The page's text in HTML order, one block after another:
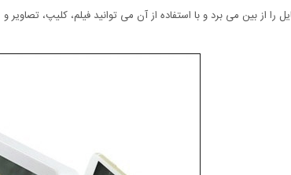
را از بین می برد و با استفاده از آن می توانید فیلم، کلیپ،